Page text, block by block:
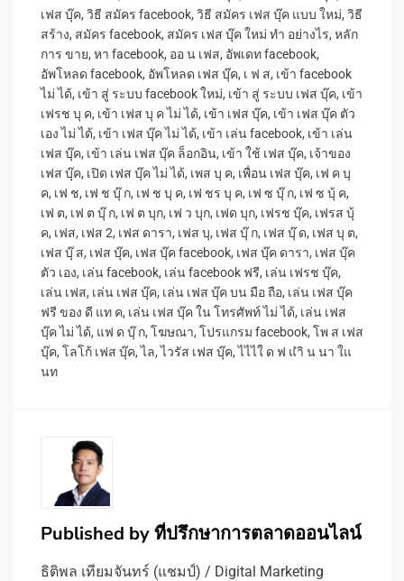
เฟส บุ๊ค, วิธี สมัคร facebook, วิธี สมัคร เฟส บุ๊ค แบบ ใหม่, วิธี
สร้าง, สมัคร facebook, สมัคร เฟส บุ๊ค ใหม่ ทํา อย่างไร, หลัก
การ ขาย, หา facebook, ออ น เฟส, อัพเดท facebook,
อัพโหลด facebook, อัพโหลด เฟส บุ๊ค, เ ฟ ส, เข้า facebook
ไม่ ได้, เข้า สู่ ระบบ facebook ใหม่, เข้า สู่ ระบบ เฟส บุ๊ค, เข้า
เฟรช บุ ค, เข้า เฟส บุ ค ไม่ ได้, เข้า เฟส บุ๊ค, เข้า เฟส บุ๊ค ตัว
เอง ไม่ ได้, เข้า เฟส บุ๊ค ไม่ ได้, เข้า เล่น facebook, เข้า เล่น
เฟส บุ๊ค, เข้า เล่น เฟส บุ๊ค ล็อกอิน, เข้า ใช้ เฟส บุ๊ค, เจ้าของ
เฟส บุ๊ค, เปิด เฟส บุ๊ค ไม่ ได้, เพส บุ ค, เพื่อน เฟส บุ๊ค, เฟ ค บุ
ค, เฟ ช, เฟ ช บุ๊ ก, เฟ ช บุ ค, เฟ ชร บุ ค, เฟ ซ บุ๊ ก, เฟ ซ บุ้ ค,
เฟ ต, เฟ ต บุ๊ ก, เฟ ต บุก, เฟ ว บุก, เฟด บุก, เฟรช บุ๊ค, เฟรส บุ้
ค, เฟส, เฟส 2, เฟส ดารา, เฟส บุ, เฟส บุ๊ ก, เฟส บุ๊ ด, เฟส บุ ต,
เฟส บุ๊ ส, เฟส บุ๊ค, เฟส บุ๊ค facebook, เฟส บุ๊ค ดารา, เฟส บุ๊ค
ตัว เอง, เล่น facebook, เล่น facebook ฟรี, เล่น เฟรช บุ๊ค,
เล่น เฟส, เล่น เฟส บุ๊ค, เล่น เฟส บุ๊ค บน มือ ถือ, เล่น เฟส บุ๊ค
ฟรี ของ ดี แท ค, เล่น เฟส บุ๊ค ใน โทรศัพท์ ไม่ ได้, เล่น เฟส
บุ๊ค ไม่ ได้, แฟ ด บุ๊ ก, โฆษณา, โปรแกรม facebook, โพ ส เฟส
บุ๊ค, โลโก้ เฟส บุ๊ค,ไล,ไวรัส เฟส บุ๊ค,ไไไใ ด ฟ แำิ น นา ใแ
นท
Published byที่ปรึกษาการตลาดออนไลน์
ธิติพล เทียมจันทร์ (แชมป์) / Digital Marketing